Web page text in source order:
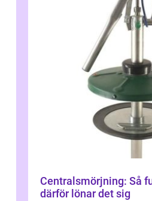
Centralsmörjning: Så
därför lönar det sig